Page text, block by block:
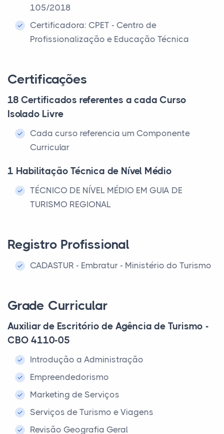
105/2018
Certificadora: CPET - Centro de
Profissionalização e Educação Técnica
Certificações
18 Certificados referentes a cada Curso
Isolado Livre
Cada curso referencia um Componente
Curricular
1 Habilitação Técnica de Nível Médio
TÉCNICO DE NÍVEL MÉDIO EM GUIA DE
TURISMO REGIONAL
Registro Profissional
CADASTUR - Embratur - Ministério do Turismo
Grade Curricular
Auxiliar de Escritório de Agência de Turismo -
CBO 4110-05
Introdução a Administração
Empreendedorismo
Marketing de Serviços
Serviços de Turismo e Viagens
Revisão Geografia Geral